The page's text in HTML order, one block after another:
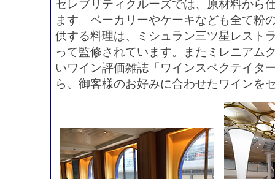
セレブリティクルーズでは、原材料から
ます。ベーカリーやケーキなども全て粉
供する料理は、ミシュラン三ツ星レスト
って監修されています。またミレニアム
いワイン評価雑誌「ワインスペクテイタ
ら、御客様のお好みに合わせたワインを